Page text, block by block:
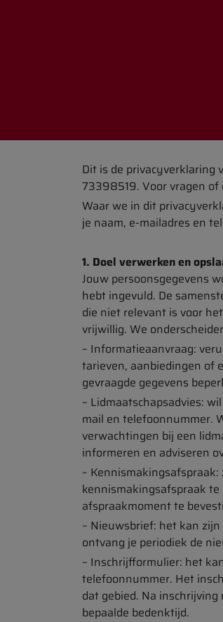
Dit is de privacyverklaring
73398519. Voor vragen of
Waar we in dit
je naam, e-mailadres en
1. Doel verwerken en
Jouw persoonsgegevens
hebt ingevuld. De
die niet relevant is voor
vrijwillig. We
– Informatieaanvraag:
tarieven, aanbiedingen of
gevraagde gegevens
– Lidmaatschapsadvies:
mail en telefoonnummer.
verwachtingen bij een
informeren en adviseren
–
kennismakingsafspraak
afspraakmoment te
– Nieuwsbrief: het kan
ontvang je periodiek de
– Inschrijfformulier: het
telefoonnummer. Het
dat gebied. Na
bepaalde bedenktijd.